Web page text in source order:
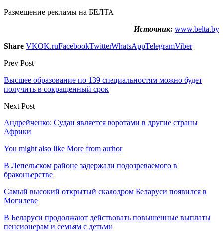
Размещение рекламы на БЕЛТА
Источник: www.belta.by
Share VKOK.ruFacebookTwitterWhatsAppTelegramViber
Prev Post
Высшее образование по 139 специальностям можно будет
получить в сокращенный срок
Next Post
Андрейченко: Судан является воротами в другие страны
Африки
You might also like More from author
В Лепельском районе задержали подозреваемого в
браконьерстве
Самый высокий открытый скалодром Беларуси появился в
Могилеве
В Беларуси продолжают действовать повышенные выплаты
пенсионерам и семьям с детьми